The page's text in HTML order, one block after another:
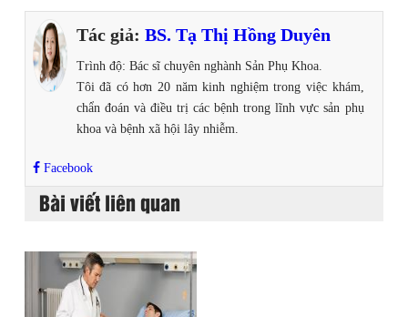
Tác giả: BS. Tạ Thị Hồng Duyên
Trình độ: Bác sĩ chuyên nghành Sản Phụ Khoa.
Tôi đã có hơn 20 năm kinh nghiệm trong việc khám,
chẩn đoán và điều trị các bệnh trong lĩnh vực sản phụ
khoa và bệnh xã hội lây nhiễm.
Facebook
Bài viết liên quan